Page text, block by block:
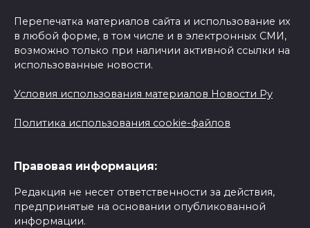
Перепечатка материалов сайта и использование их
в любой форме, в том числе и в электронных СМИ,
возможно только при наличии активной ссылки на
использованные новости.
Условия использования материалов Новости Ру
Политика использования cookie-файлов
Правовая информация:
Редакция не несет ответственности за действия,
предпринятые на основании опубликованной
информации.